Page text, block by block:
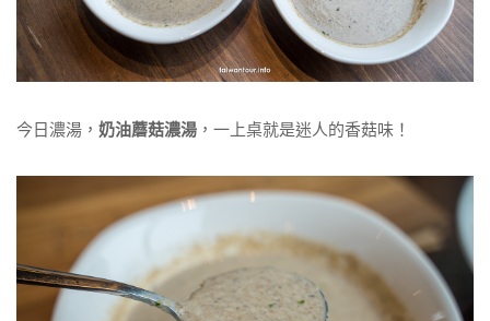
今日濃湯， 奶油蘑菇濃湯 ，一上桌就是迷人的香菇味！